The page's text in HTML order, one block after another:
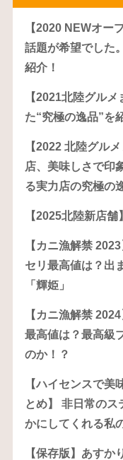
【2020 NEWオー
話題が希望でした
紹介！
【2021北陸グル
た“究極の逸品”を
【2022 北陸グル
店、美味しさで印
る実力店の究極の
【2025北陸新店
【カニ漁解禁
セリ最高値は？出
「輝姫」
【カニ漁解禁
最高値は？最高級
のか！？
【ハイセンスで美
とめ】 非日常のス
かにしてくれる私
【保存版】あすか